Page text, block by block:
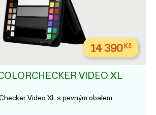
14 390Kč
VIDEO XL
Video XL s pevným obalem.